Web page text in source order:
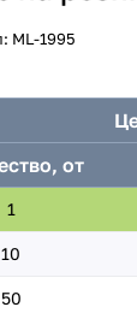
ML-1995
от
1
10
50